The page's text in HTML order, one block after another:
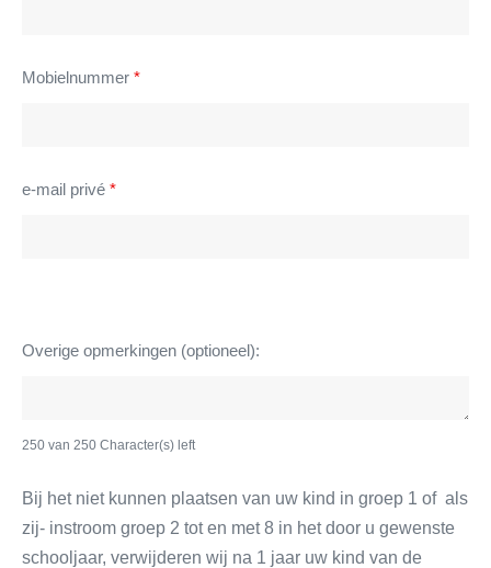
Mobielnummer *
e-mail privé *
Overige opmerkingen (optioneel):
250 van 250 Character(s) left
Bij het niet kunnen plaatsen van uw kind in groep 1 of als
zij- instroom groep 2 tot en met 8 in het door u gewenste
schooljaar, verwijderen wij na 1 jaar uw kind van de